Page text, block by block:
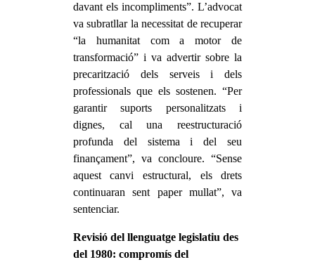
davant els incompliments”. L’advocat
va subratllar la necessitat de recuperar
“la humanitat com a motor de
transformació” i va advertir sobre la
precarització dels serveis i dels
professionals que els sostenen. “Per
garantir suports personalitzats i
dignes, cal una reestructuració
profunda del sistema i del seu
finançament”, va concloure. “Sense
aquest canvi estructural, els drets
continuaran sent paper mullat”, va
sentenciar.
Revisió del llenguatge legislatiu des
del 1980: compromís del